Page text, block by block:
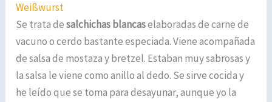
Weißwurst
Se trata desalchichas blancaselaboradas de carne de
vacuno o cerdo bastante especiada. Viene acompañada
de salsa de mostaza y bretzel. Estaban muy sabrosas y
la salsa le viene como anillo al dedo. Se sirve cocida y
he leído que se toma para desayunar, aunque yo la